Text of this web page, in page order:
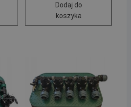
Dodaj do
koszyka